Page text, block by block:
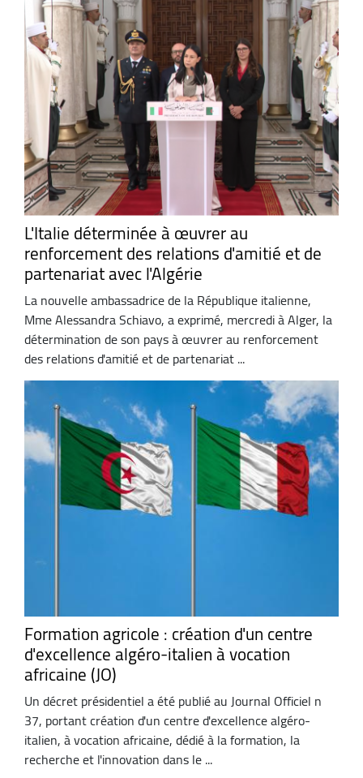
L'Italie déterminée à œuvrer au
renforcement des relations d'amitié et de
partenariat avec l'Algérie
La nouvelle ambassadrice de la République italienne,
Mme Alessandra Schiavo, a exprimé, mercredi à Alger, la
détermination de son pays à œuvrer au renforcement
des relations d'amitié et de partenariat ...
Formation agricole : création d'un centre
d'excellence algéro-italien à vocation
africaine (JO)
Un décret présidentiel a été publié au Journal Officiel n
37, portant création d'un centre d'excellence algéro-
italien, à vocation africaine, dédié à la formation, la
recherche et l'innovation dans le ...